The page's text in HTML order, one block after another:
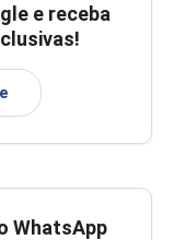
e receba
WhatsApp